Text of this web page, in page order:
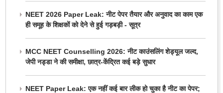
NEET 2026 Paper Leak: नीट पेपर तैयार और अनुवाद का काम एक
ही समूह के शिक्षकों को देने से हुई गड़बड़ी - सूत्र
MCC NEET Counselling 2026: नीट काउंसलिंग शेड्यूल जल्द,
जेपी नड्डा ने की समीक्षा, छात्र-केंद्रित कई बड़े सुधार
NEET Paper Leak: एक नहीं कई बार लीक हो चुका है नीट का पेपर;